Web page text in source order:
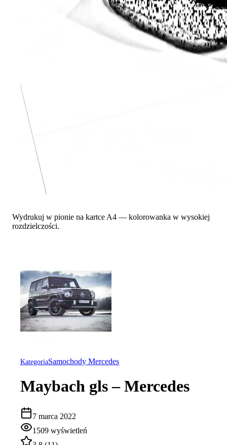
Wydrukuj w pionie na kartce A4 — kolorowanka w wysokiej
rozdzielczości.
KategoriaSamochody Mercedes
Maybach gls – Mercedes
7 marca 2022
1509 wyświetleń